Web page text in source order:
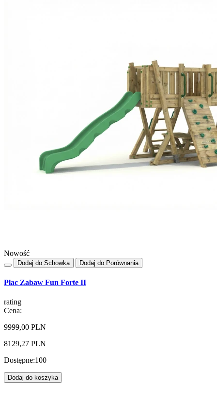
Nowość
Dodaj do Schowka Dodaj do Porównania
Plac Zabaw Fun Forte II
rating
Cena:
9999,00 PLN
8129,27 PLN
Dostępne:100
Dodaj do koszyka